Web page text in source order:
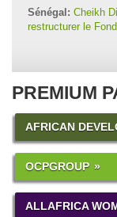
Sénégal: Cheikh
restructurer le
PREMIUM
AFRICAN
OCPGROUP
ALLAFRICA